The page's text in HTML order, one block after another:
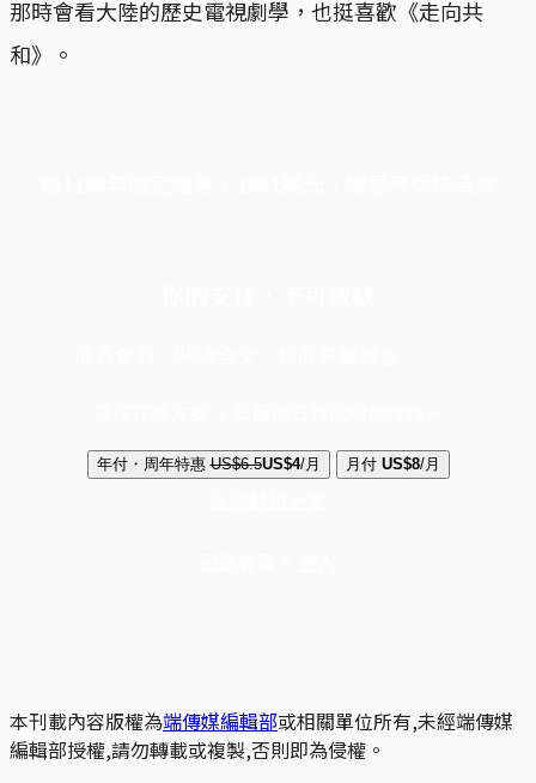
那時會看大陸的歷史電視劇學，也挺喜歡《走向共
和》。
年付・周年特惠 US$6.5US$4/月 月付 US$8/月
本刊載內容版權為端傳媒編輯部或相關單位所有,未經端傳媒
編輯部授權,請勿轉載或複製,否則即為侵權。